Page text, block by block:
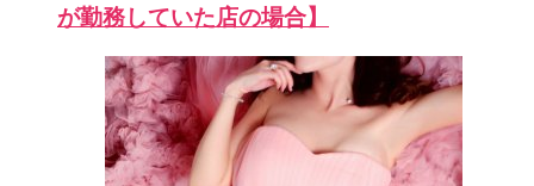
が勤務していた店の場合】